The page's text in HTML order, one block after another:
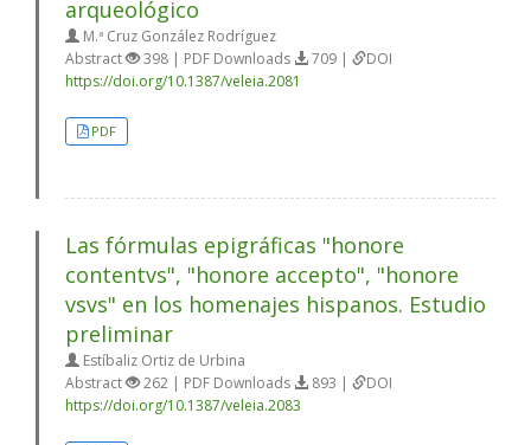
arqueológico
M.ª Cruz González Rodríguez
Abstract
398 | PDF Downloads 709 |
DOI
https://doi.org/10.1387/veleia.2081
PDF
Las fórmulas epigráficas "honore
contentvs", "honore accepto", "honore
vsvs" en los homenajes hispanos. Estudio
preliminar
Estíbaliz Ortiz de Urbina
Abstract
262 | PDF Downloads 893 |
DOI
https://doi.org/10.1387/veleia.2083